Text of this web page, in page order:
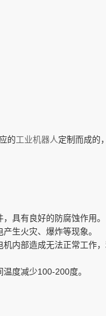
的工业机器人定制而成的
具有良好的防腐蚀作用。
生火灾、爆炸等现象。
内部造成无法正常工作，
度减少100-200度。